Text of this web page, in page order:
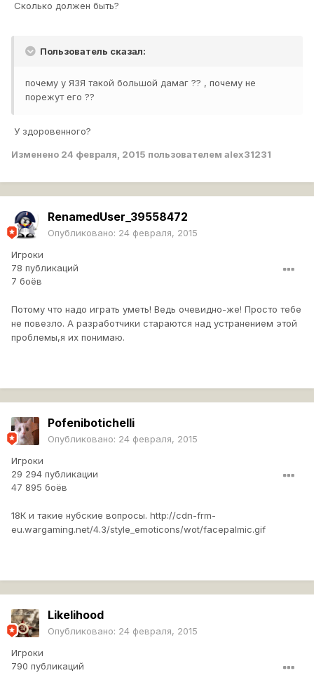
Сколько должен быть?
Пользователь сказал:
почему у ЯЗЯ такой большой дамаг ?? , почему не
порежут его ??
У здоровенного?
Изменено 24 февраля, 2015 пользователем alex31231
RenamedUser_39558472
Опубликовано: 24 февраля, 2015
Игроки
78 публикаций
7 боёв
Потому что надо играть уметь! Ведь очевидно-же! Просто тебе
не повезло. А разработчики стараются над устранением этой
проблемы,я их понимаю.
Pofenibotichelli
Опубликовано: 24 февраля, 2015
Игроки
29 294 публикации
47 895 боёв
18К и такие нубские вопросы. http://cdn-frm-
eu.wargaming.net/4.3/style_emoticons/wot/facepalmic.gif
Likelihood
Опубликовано: 24 февраля, 2015
Игроки
790 публикаций